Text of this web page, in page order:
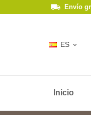
Envío
ES 
Inicio